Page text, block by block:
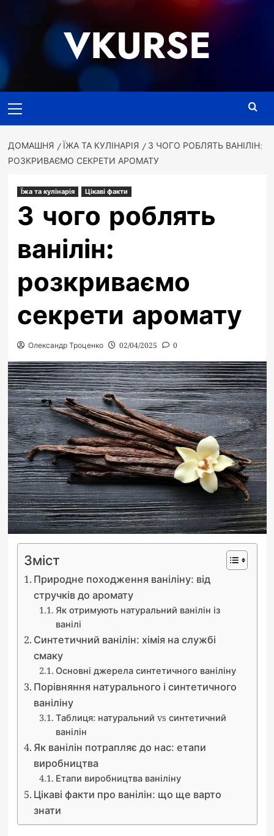
VKURSE
меню
ДОМАШНЯ ЇЖА ТА КУЛІНАРІЯ
З ЧОГО РОБЛЯТЬ ВАНІЛІН:
РОЗКРИВАЄМО СЕКРЕТИ АРОМАТУ
Їжа та кулінарія Цікаві факти
З чого роблять
ванілін:
розкриваємо
секрети аромату
Олександр Троценко 02/04/2025 0
Зміст
Природне походження ваніліну: від
стручків до аромату
Як отримують натуральний ванілін із
ванілі
Синтетичний ванілін: хімія на службі
смаку
Основні джерела синтетичного ваніліну
Порівняння натурального і синтетичного
ваніліну
Таблиця: натуральний vs синтетичний
ванілін
Як ванілін потрапляє до нас: етапи
виробництва
Етапи виробництва ваніліну
Цікаві факти про ванілін: що ще варто
знати